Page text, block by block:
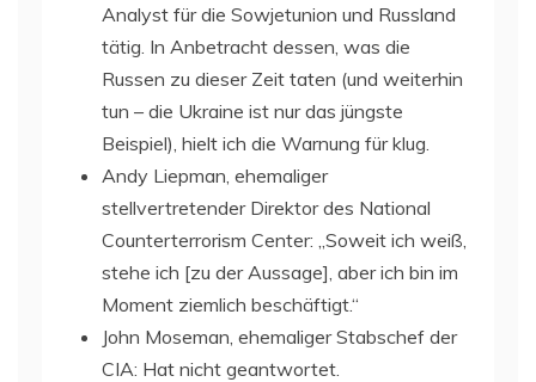
Analyst für die Sowjetunion und Russland
tätig. In Anbetracht dessen, was die
Russen zu dieser Zeit taten (und weiterhin
tun – die Ukraine ist nur das jüngste
Beispiel), hielt ich die Warnung für klug.
Andy Liepman, ehemaliger
stellvertretender Direktor des National
Counterterrorism Center: „Soweit ich weiß,
stehe ich [zu der Aussage], aber ich bin im
Moment ziemlich beschäftigt.“
John Moseman, ehemaliger Stabschef der
CIA: Hat nicht geantwortet.